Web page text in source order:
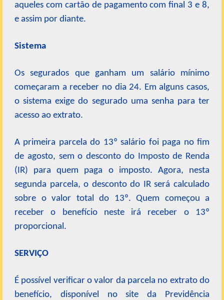
aqueles com cartão de pagamento com final 3 e 8,
e assim por diante.
Sistema
Os segurados que ganham um salário mínimo
começaram a receber no dia 24. Em alguns casos,
o sistema exige do segurado uma senha para ter
acesso ao extrato.
A primeira parcela do 13º salário foi paga no fim
de agosto, sem o desconto do Imposto de Renda
(IR) para quem paga o imposto. Agora, nesta
segunda parcela, o desconto do IR será calculado
sobre o valor total do 13º. Quem começou a
receber o benefício neste irá receber o 13º
proporcional.
SERVIÇO
É possível verificar o valor da parcela no extrato do
benefício, disponível no site da Previdência